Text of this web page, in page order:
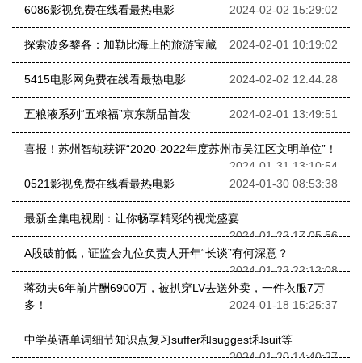
6086影视免费在线看最热电影 2024-02-02 15:29:02
探索波多黎各：加勒比海上的旅游宝藏 2024-02-01 10:19:02
5415电影网免费在线看最热电影 2024-02-02 12:44:28
五粮液系列“五粮福”京东新品首发 2024-02-01 13:49:51
喜报！苏州智轨获评“2020-2022年度苏州市吴江区文明单位”！
2024-01-31 13:10:54
0521影视免费在线看最热电影
2024-01-30 08:53:38
最新全集电视剧：让你畅享精彩的视觉盛宴
2024-01-22 17:05:56
A股破前低，证监会九位负责人开年“长谈”有何深意？
2024-01-22 22:12:08
蒋劲夫6年前片酬6900万，被扒穿LV去送外卖，一件衣服7万
多！
2024-01-18 15:25:37
中学英语单词细节知识点复习suffer和suggest和suit等
2024-01-20 14:40:27